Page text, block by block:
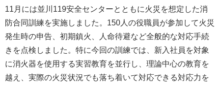
11月には並川119安全センターとともに火災を想定した消
防合同訓練を実施しました。150人の役職員が参加して火災
発生時の申告、初期鎮火、人命待避など全般的な対応手続
きを点検しました。特に今回の訓練では、新入社員を対象
に消火器を使用する実習教育を並行し、理論中心の教育を
越え、実際の火災状況でも落ち着いて対応できる対応力を